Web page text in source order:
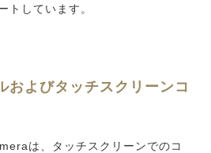
トしてい ます。
およびタッチスクリーンコ
は、タッチスクリーンでのコ